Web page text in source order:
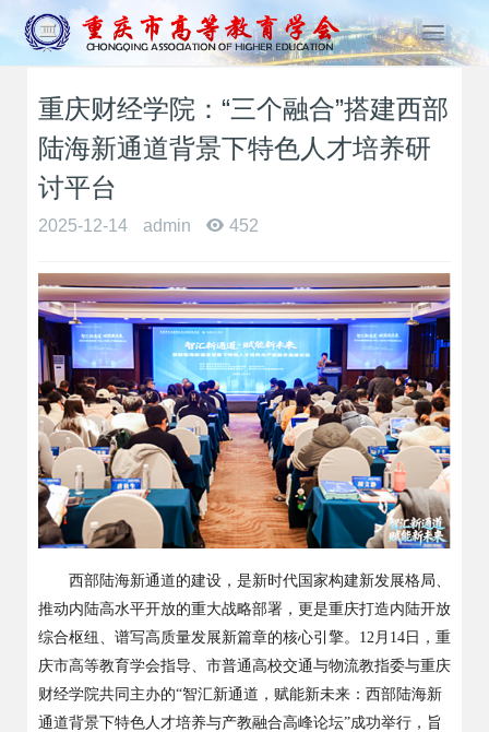
T
o
g
g
a
t
i
o
n
重庆财经学院：“三个融合”搭建西部
陆海新通道背景下特色人才培养研
讨平台
2025-12-14 admin 452
西部陆海新通道的建设，是新时代国家构建新发展格局、
推动内陆高水平开放的重大战略部署，更是重庆打造内陆开放
综合枢纽、谱写高质量发展新篇章的核心引擎。 12月14日，重
庆市高等教育学会指导、市普通高校交通与物流教指委与重庆
财经学院共同主办的“智汇新通道，赋能新未来：西部陆海新
通道背景下特色人才培养与产教融合高峰论坛”成功举行，旨